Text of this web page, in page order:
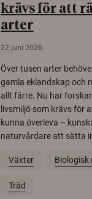
krävs för att
arter
22 juni 2026
Över tusen arter
gamla eklandskap och
allt färre. Nu har
livsmiljö som krävs för
kunna överleva –
naturvårdare att sätta
Växter Biologisk
Träd